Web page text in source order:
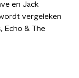
en Jack
vergeleken
Echo & The